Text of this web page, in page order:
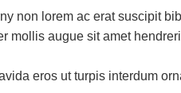
non lorem ac erat suscipit
mollis augue sit amet
eros ut turpis interdum